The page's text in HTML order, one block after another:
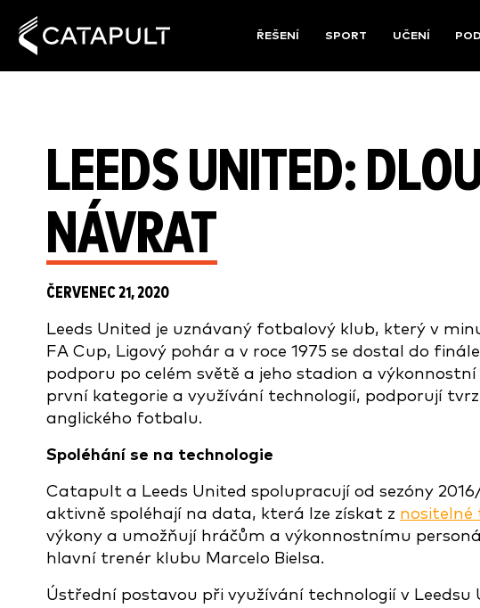
ŘEŠENÍ SPORT UČENÍ
LEEDS UNITED:
NÁVRAT
ČERVENEC 21, 2020
Leeds United je uznávaný fotbalový klub, který v
FA Cup, Ligový pohár a v roce 1975 se dostal do
podporu po celém světě a jeho stadion a
první kategorie a využívání technologií, podporují
anglického fotbalu.
Spoléhání se na technologie
Catapult a Leeds United spolupracují od sezóny
aktivně spoléhají na data, která lze získat z nositelné
výkony a umožňují hráčům a výkonnostnímu
hlavní trenér klubu Marcelo Bielsa.
Ústřední postavou při využívání technologií v Leedsu